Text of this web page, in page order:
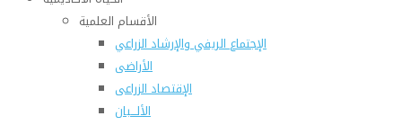
الأقسام العلمية
الإجتماع الريفي والإرشاد الزراعي
الأراضى
الإقتصاد الزراعى
الألـــبان